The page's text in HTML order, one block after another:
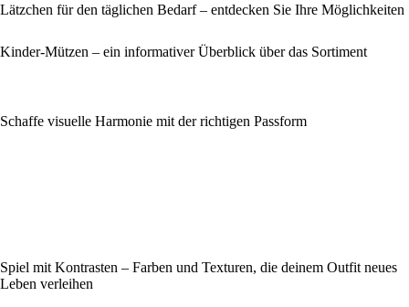
Lätzchen für den täglichen Bedarf – entdecken Sie Ihre Möglichkeiten
Kinder-Mützen – ein informativer Überblick über das Sortiment
Schaffe visuelle Harmonie mit der richtigen Passform
Spiel mit Kontrasten – Farben und Texturen, die deinem Outfit neues
Leben verleihen